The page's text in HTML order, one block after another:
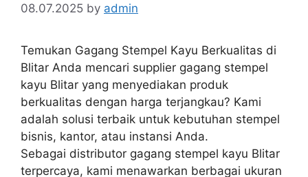
08.07.2025 by admin
Temukan Gagang Stempel Kayu Berkualitas di
Blitar Anda mencari supplier gagang stempel
kayu Blitar yang menyediakan produk
berkualitas dengan harga terjangkau? Kami
adalah solusi terbaik untuk kebutuhan stempel
bisnis, kantor, atau instansi Anda.
Sebagai distributor gagang stempel kayu Blitar
terpercaya, kami menawarkan berbagai ukuran